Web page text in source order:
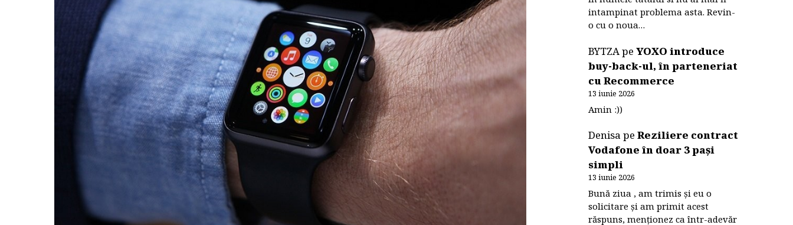
intampinat problema asta. Revin-
o cu o noua…
BYTZApeYOXO introduce
buy-back-ul, în parteneriat
cu Recommerce
13 iunie 2026
Amin :))
DenisapeReziliere contract
Vodafone în doar 3 pași
simpli
13 iunie 2026
Bună ziua , am trimis și eu o
solicitare și am primit acest
răspuns, menționez ca într-adevăr